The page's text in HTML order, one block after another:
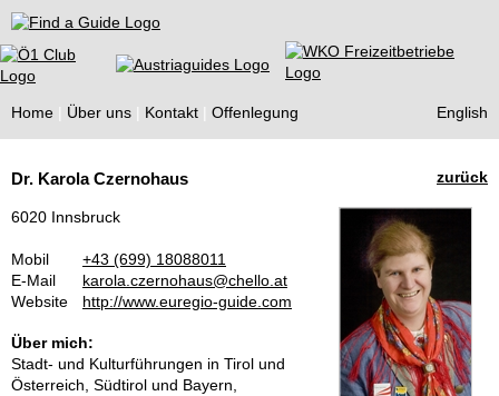
Find a Guide
Home Über uns Kontakt Offenlegung English
Guides
zurück
Dr. Karola Czernohaus
6020 Innsbruck
Mobil
+43 (699) 18088011
E-Mail
karola.czernohaus@chello.at
Website
http://www.euregio-guide.com
Über mich:
Stadt- und Kulturführungen in Tirol und
Österreich, Südtirol und Bayern,